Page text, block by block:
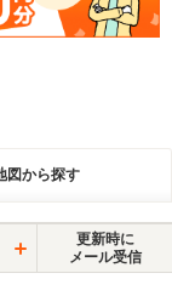
図から探す
更新時に
メール受信